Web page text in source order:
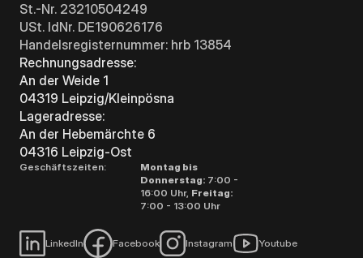
St.-Nr. 23210504249
USt. IdNr. DE190626176
Handelsregisternummer: hrb 13854
Rechnungsadresse:
An der Weide 1
04319 Leipzig/Kleinpösna
Lageradresse:
An der Hebemärchte 6
04316 Leipzig-Ost
Geschäftszeiten:
Montag bis
Donnerstag: 7:00 -
16:00 Uhr, Freitag:
7:00 - 13:00 Uhr
LinkedIn Facebook Instagram Youtube